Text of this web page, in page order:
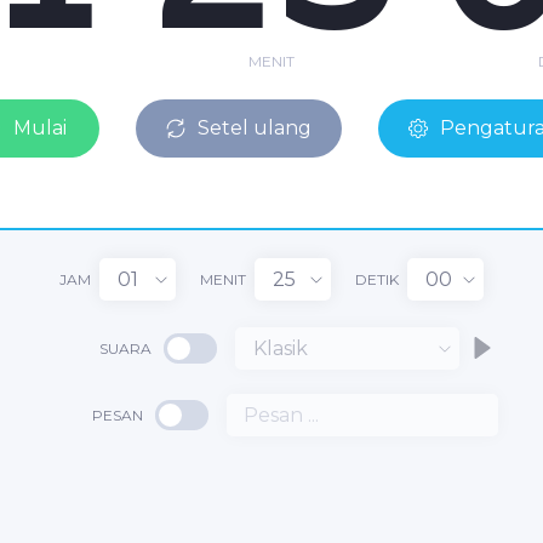
MENIT
Mulai Setel ulang
JAM 01 MENIT 25 DETIK 00
SUARA Klasik
PESAN